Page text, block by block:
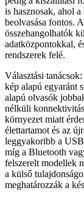
is hasznosak, ahol
beolvasása fontos.
összehangolhatók
adatközpontokkal,
rendszerek felé.
Választási
kép alapú egyaránt
alapú olvasók
nélküli
környezet miatt
élettartamot és az
leggyakoribb a
míg a Bluetooth
felszerelt modellek
a külső
meghatározzák a